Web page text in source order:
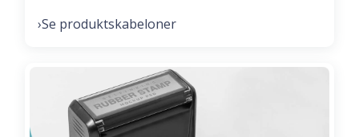
›Se produktskabeloner